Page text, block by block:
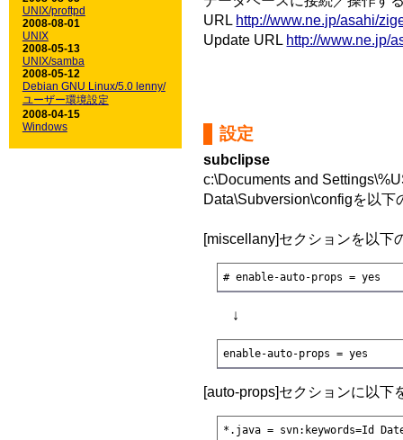
URL http://www.ne.jp/asahi/
Update URL http://www.ne.jp/
設定
subclipse
c:\Documents and
Data\Subversion\configを以下
[miscellany]セクションを以下
# enable-auto-props = yes
↓
enable-auto-props = yes
[auto-props]セクションに以下
*.java = svn:keywords=Id
UNIX/proftpd
2008-08-01
UNIX
2008-05-13
UNIX/samba
2008-05-12
Debian GNU Linux/5.0 lenny/
ユーザー環境設定
2008-04-15
Windows